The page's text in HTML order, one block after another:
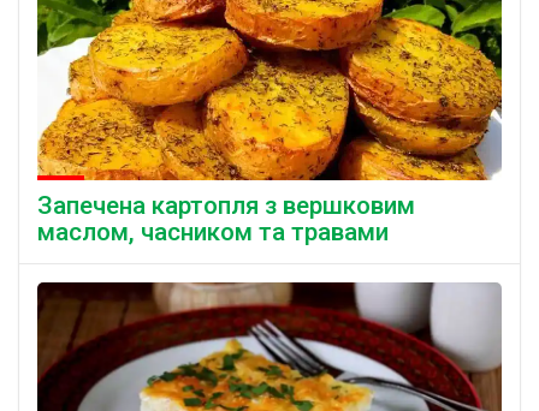
Запечена картопля з вершковим
маслом, часником та травами